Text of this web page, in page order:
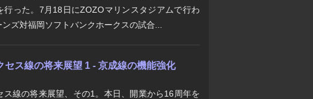
行った。7月18日にZOZOマリンスタジアムで行わ
ズ対福岡ソフトバンクホークスの試合...
セス線の将来展望 1 - 京成線の機能強化
ス線の将来展望、その1。本日、開業から16周年を